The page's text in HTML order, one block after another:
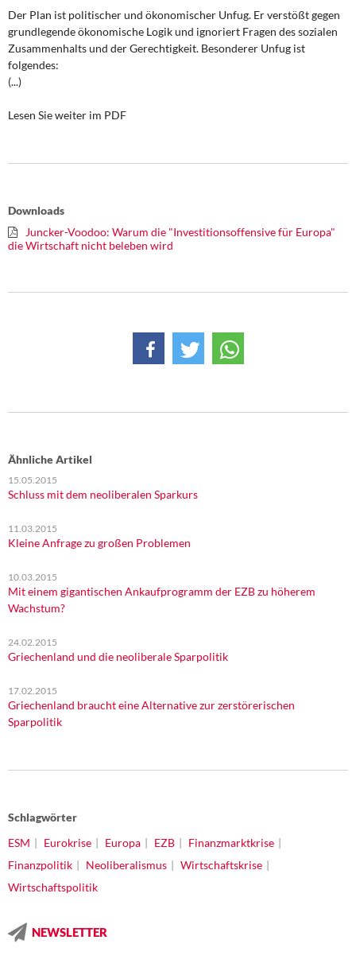
Institut Solidarische Moderne
Rosa-Luxemburg-Stiftung
Der Plan ist politischer und ökonomischer Unfug. Er verstößt gegen
grundlegende ökonomische Logik und ignoriert Fragen des sozialen
Zusammenhalts und der Gerechtigkeit. Besonderer Unfug ist
folgendes:
(...)
Lesen Sie weiter im PDF
Downloads
Juncker-Voodoo: Warum die "Investitionsoffensive für Europa"
die Wirtschaft nicht beleben wird
Ähnliche Artikel
15.05.2015
Schluss mit dem neoliberalen Sparkurs
11.03.2015
Kleine Anfrage zu großen Problemen
10.03.2015
Mit einem gigantischen Ankaufprogramm der EZB zu höherem
Wachstum?
24.02.2015
Griechenland und die neoliberale Sparpolitik
17.02.2015
Griechenland braucht eine Alternative zur zerstörerischen
Sparpolitik
Schlagwörter
ESM
Eurokrise Europa EZB
Finanzmarktkrise
Finanzpolitik
Neoliberalismus
Wirtschaftskrise
Wirtschaftspolitik
NEWSLETTER